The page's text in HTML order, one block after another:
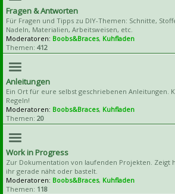
Fragen & Antworten
Für Fragen und Tipps zu DIY-Themen: Schnitte,
Nadeln, Materialien, Arbeitsweisen, etc.
Moderatoren: Boobs&Braces, Kuhfladen
Themen: 412
Anleitungen
Ein Ort für eure selbst geschriebenen Anleitungen.
Regeln!
Moderatoren: Boobs&Braces, Kuhfladen
Themen: 20
Work in Progress
Zur Dokumentation von laufenden Projekten. Zeigt
ihr gerade näht oder bastelt.
Moderatoren: Boobs&Braces, Kuhfladen
Themen: 118